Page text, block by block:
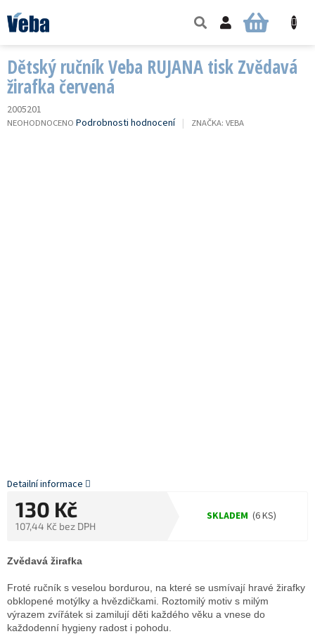
na
obsah
NÁKUPNÍ
Dětský ručník Veba RUJANA tisk Zvědavá
žirafka červená
2005201
PRŮMĚRNÉ
NEOHODNOCENO Podrobnosti hodnocení ZNAČKA: VEBA
130 Kč
107,44 Kč bez DPH
cena:
SKLADEM (6 KS)
Zvědavá žirafka
Froté ručník s veselou bordurou, na které se usmívají hravé žirafky
obklopené motýlky a hvězdičkami. Roztomilý motiv s milým
výrazem zvířátek si zamilují děti každého věku a vnese do
každodenní hygieny radost i pohodu.
Detailní informace